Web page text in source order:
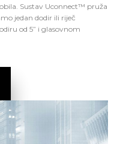
Sustav Uconnect™ pruža
jedan dodir ili riječ
od 5” i glasovnom